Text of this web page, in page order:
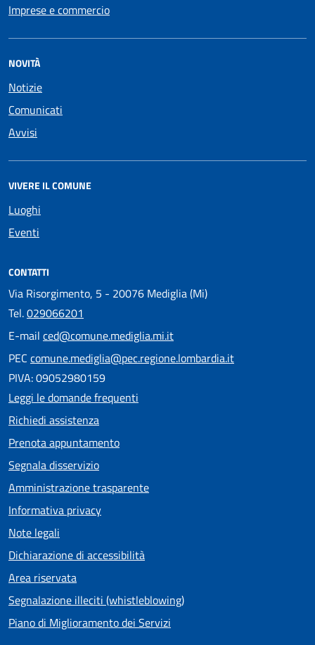
Imprese e commercio
NOVITÀ
Notizie
Comunicati
Avvisi
VIVERE IL COMUNE
Luoghi
Eventi
CONTATTI
Via Risorgimento, 5 - 20076 Mediglia (Mi)
Tel.029066201
E-mail ced@comune.mediglia.mi.it
PEC comune.mediglia@pec.regione.lombardia.it
PIVA: 09052980159
Leggi le domande frequenti
Richiedi assistenza
Prenota appuntamento
Segnala disservizio
Amministrazione trasparente
Informativa privacy
Note legali
Dichiarazione di accessibilità
Area riservata
Segnalazione illeciti (whistleblowing)
Piano di Miglioramento dei Servizi